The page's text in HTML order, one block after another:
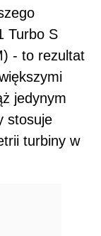
Turbo S
- to rezultat
jedynym
stosuje
turbiny w